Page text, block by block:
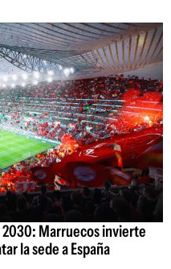
2030: Marruecos invierte
la sede a España